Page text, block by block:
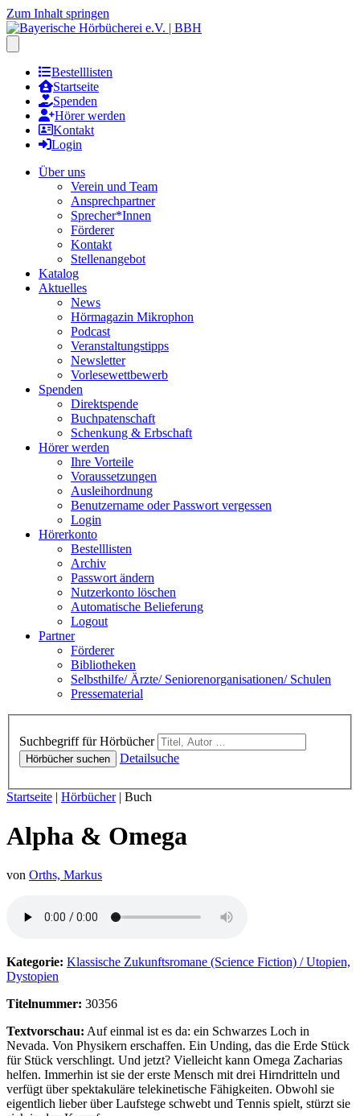
Zum Inhalt springen
Bestelllisten
Startseite
Spenden
Hörer werden
Kontakt
Login
Über uns
Verein und Team
Ansprechpartner
Sprecher*Innen
Förderer
Kontakt
Stellenangebot
Katalog
Aktuelles
News
Hörmagazin Mikrophon
Podcast
Veranstaltungstipps
Newsletter
Vorlesewettbewerb
Spenden
Direktspende
Buchpatenschaft
Schenkung & Erbschaft
Hörer werden
Ihre Vorteile
Voraussetzungen
Ausleihordnung
Benutzername oder Passwort vergessen
Login
Hörerkonto
Bestelllisten
Archiv
Passwort ändern
Nutzerkonto löschen
Automatische Belieferung
Logout
Partner
Förderer
Bibliotheken
Selbsthilfe/ Ärzte/ Seniorenorganisationen/ Schulen
Pressematerial
Suchbegriff für Hörbücher
Hörbücher suchen Detailsuche
Sie sind hier:
Startseite | Hörbücher| Buch
Alpha & Omega
von Orths, Markus
Kategorie: Klassische Zukunftsromane (Science Fiction) / Utopien,
Dystopien
Titelnummer: 30356
Textvorschau: Auf einmal ist es da: ein Schwarzes Loch in
Nevada. Von Physikern erschaffen. Ein Unding, das die Erde Stück
für Stück verschlingt. Und jetzt? Vielleicht kann Omega Zacharias
helfen. Immerhin ist sie der erste Mensch mit drei Hirndritteln und
verfügt über spektakuläre telekinetische Fähigkeiten. Obwohl sie
eigentlich lieber über Laufstege schwebt und Tennis spielt, stürzt sie